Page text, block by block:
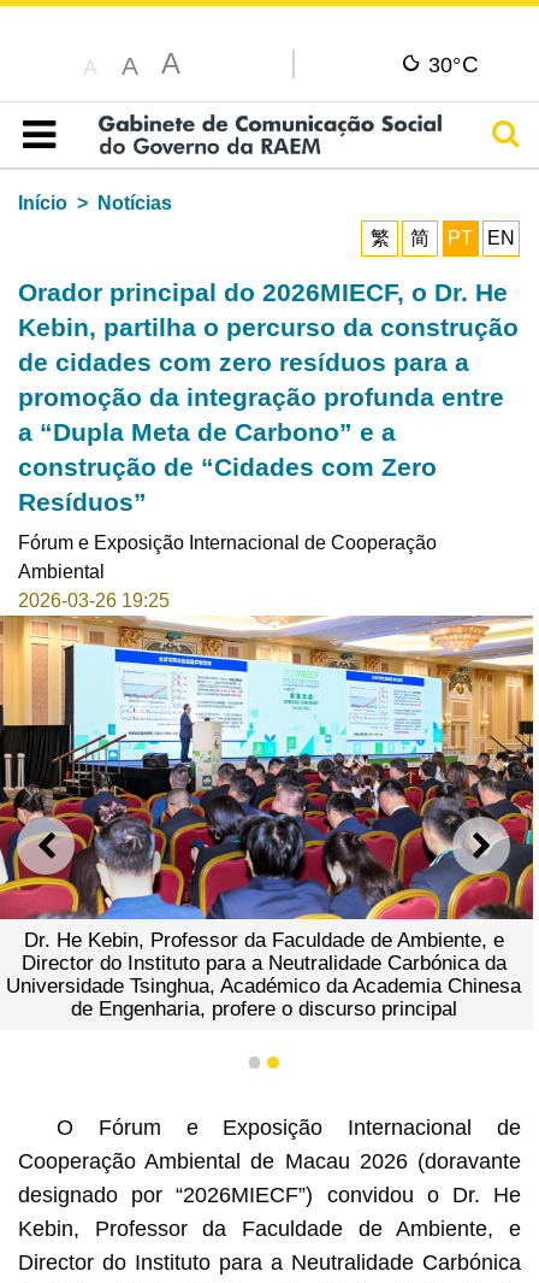
A A A 30°C
Índice
Início
Notícias
繁
简 PT EN
Orador principal do 2026MIECF, o Dr. He
Kebin, partilha o percurso da construção
de cidades com zero resíduos para a
promoção da integração profunda entre
a “Dupla Meta de Carbono” e a
construção de “Cidades com Zero
Resíduos”
Fórum e Exposição Internacional de Cooperação
Ambiental
2026-03-26 19:25
ANTERIOR
Dr. He Kebin, Professor da Faculdade de Ambiente, e
Director do Instituto para a Neutralidade Carbónica da
Universidade Tsinghua, Académico da Academia Chinesa
de Engenharia, profere o discurso principal
1 2
O Fórum e Exposição Internacional de
Cooperação Ambiental de Macau 2026 (doravante
designado por “2026MIECF”) convidou o Dr. He
Kebin, Professor da Faculdade de Ambiente, e
Director do Instituto para a Neutralidade Carbónica